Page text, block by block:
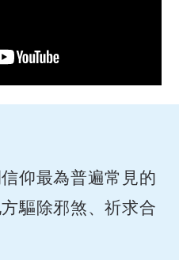
仰最為普遍常見的
驅除邪煞、祈求合